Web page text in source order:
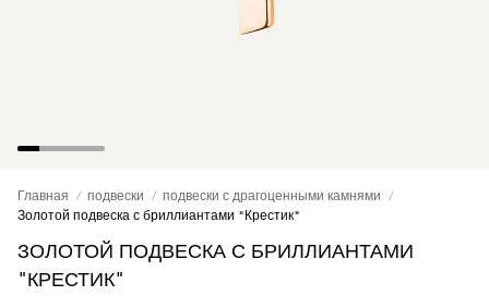
Главная подвески
подвески с драгоценными камнями
Золотой подвеска с бриллиантами "Крестик"
ЗОЛОТОЙ ПОДВЕСКА С БРИЛЛИАНТАМИ
"КРЕСТИК"